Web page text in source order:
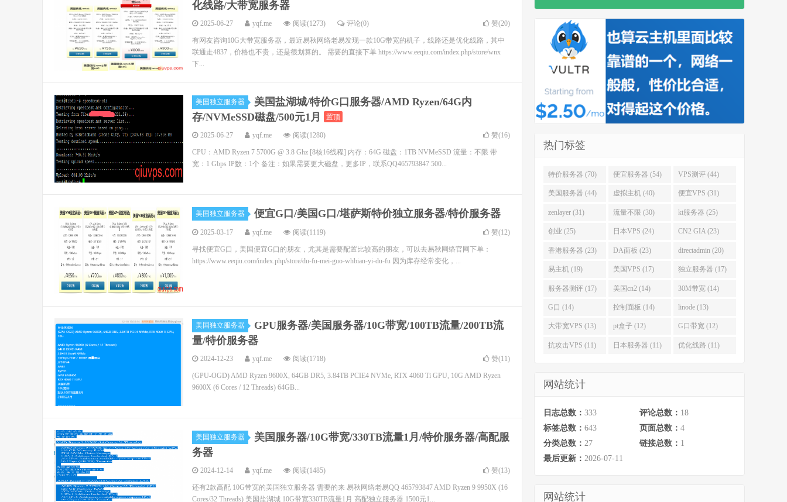
化线路/大带宽服务器
2025-06-27 yqf.me 阅读(1273) 评论(0) 赞(20)
有网友咨询10G大带宽服务器，最近易秋网络老易发现一款10G带宽的机子，线路还是优化线路，其中
联通走4837，价格也不贵，还是很划算的。 需要的直接下单 https://www.eeqiu.com/index.php/store/wnx
下...
美国独立服务器
美国盐湖城/特价G口服务器/AMD Ryzen/64G内
存/NVMeSSD磁盘/500元1月
置顶
2025-06-27 yqf.me 阅读(1280) 赞(16)
CPU：AMD Ryzen 7 5700G @ 3.8 Ghz [8核16线程] 内存：64G 磁盘：1TB NVMeSSD 流量：不限 带
宽：1 Gbps IP数：1个 备注：如果需要更大磁盘，更多IP，联系QQ465793847 500...
美国独立服务器 便宜G口/美国G口/堪萨斯特价独立服务器/特价服务器
2025-03-17 yqf.me 阅读(1119) 赞(12)
寻找便宜G口，美国便宜G口的朋友，尤其是需要配置比较高的朋友，可以去易秋网络官网下单：
https://www.eeqiu.com/index.php/store/du-fu-mei-guo-whbian-yi-du-fu 因为库存经常变化，...
美国独立服务器
GPU服务器/美国服务器/10G带宽/100TB流量/200TB流
量/特价服务器
2024-12-23 yqf.me 阅读(1718) 赞(11)
(GPU-OGD) AMD Ryzen 9600X, 64GB DR5, 3.84TB PCIE4 NVMe, RTX 4060 Ti GPU, 10G AMD Ryzen
9600X (6 Cores / 12 Threads) 64GB...
美国独立服务器
美国服务器/10G带宽/330TB流量1月/特价服务器/高配服
务器
2024-12-14 yqf.me 阅读(1485) 赞(13)
还有2款高配 10G带宽的美国独立服务器 需要的来 易秋网络老易QQ 465793847 AMD Ryzen 9 9950X (16
Cores/32 Threads) 美国盐湖城 10G带宽330TB流量1月 高配独立服务器 1500元1...
热门标签
特价服务器 (70) 便宜服务器 (54) VPS测评 (44)
美国服务器 (44) 虚拟主机 (40) 便宜VPS (31)
zenlayer (31) 流量不限 (30) kt服务器 (25)
创业 (25) 日本VPS (24) CN2 GIA (23)
香港服务器 (23) DA面板 (23) directadmin (20)
易主机 (19) 美国VPS (17) 独立服务器 (17)
服务器测评 (17) 美国cn2 (14) 30M带宽 (14)
G口 (14) 控制面板 (14) linode (13)
大带宽VPS (13) pt盒子 (12) G口带宽 (12)
抗攻击VPS (11) 日本服务器 (11) 优化线路 (11)
网站统计
日志总数： 333 评论总数： 18
标签总数： 643 页面总数： 4
分类总数： 27 链接总数： 1
最后更新： 2026-07-11
网站统计